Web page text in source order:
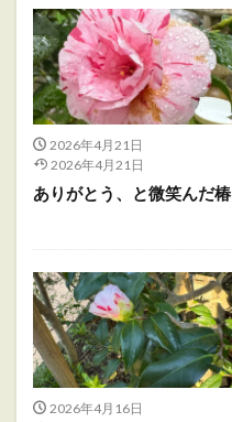
2026年4月21日
2026年4月21日
ありがとう、と微笑んだ椿
2026年4月16日